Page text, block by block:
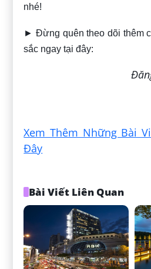
nhé!
► Đừng quên theo dõi thêm
sắc ngay tại đây:
Xem Thêm Những Bài
Đây
Bài Viết Liên Quan